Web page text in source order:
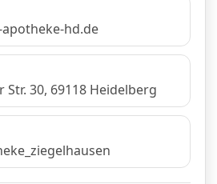
hd.de
30, 69118 Heidelberg